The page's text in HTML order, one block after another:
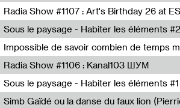
Pierrick Mouton
Radio Helsinki
Nastassja Martin
Mélanie Blaison,Mateo Cuin
Radia Show #1106 : Kanal103 ШУМ
Kanal103
Nastassja Martin